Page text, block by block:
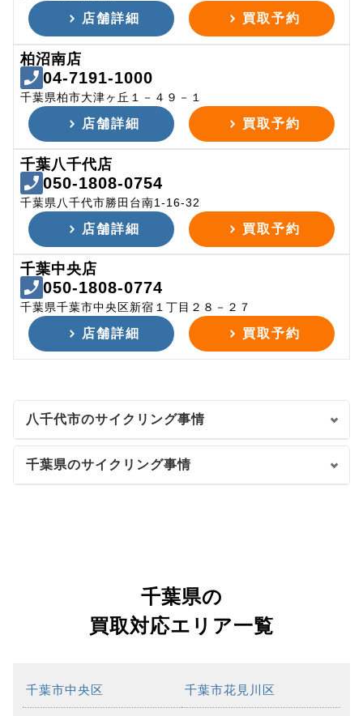
店舗詳細 買取予約
柏沼南店
04-7191-1000
千葉県柏市大津ヶ丘１－４９－１
店舗詳細 買取予約
千葉八千代店
050-1808-0754
千葉県八千代市勝田台南1-16-32
店舗詳細 買取予約
千葉中央店
050-1808-0774
千葉県千葉市中央区新宿１丁目２８－２７
店舗詳細 買取予約
八千代市のサイクリング事情
千葉県のサイクリング事情
千葉県の
買取対応エリア一覧
千葉市中央区 千葉市花見川区